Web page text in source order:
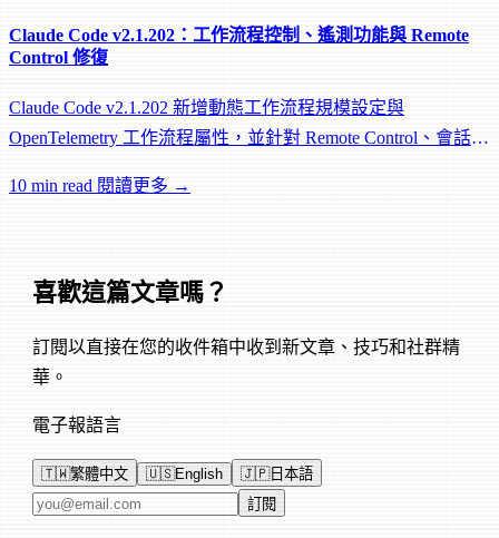
Claude Code v2.1.202：工作流程控制、遙測功能與 Remote
Control 修復
Claude Code v2.1.202 新增動態工作流程規模設定與
OpenTelemetry 工作流程屬性，並針對 Remote Control、會話管
10 min read 閱讀更多 →
喜歡這篇文章嗎？
訂閱以直接在您的收件箱中收到新文章、技巧和社群精
華。
電子報語言
🇹🇼繁體中文 🇺🇸English 🇯🇵日本語
電子郵件地址 訂閱